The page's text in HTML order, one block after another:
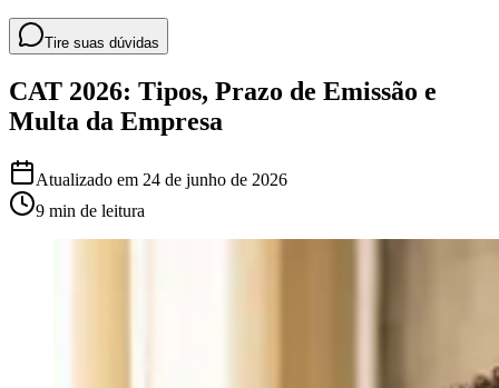
Tire suas dúvidas
CAT 2026: Tipos, Prazo de Emissão e
Multa da Empresa
Atualizado em 24 de junho de 2026
9 min de leitura